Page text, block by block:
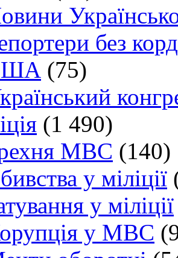
без
(75)
(1 490)
МВС (140)
у міліції
у міліції
у МВС